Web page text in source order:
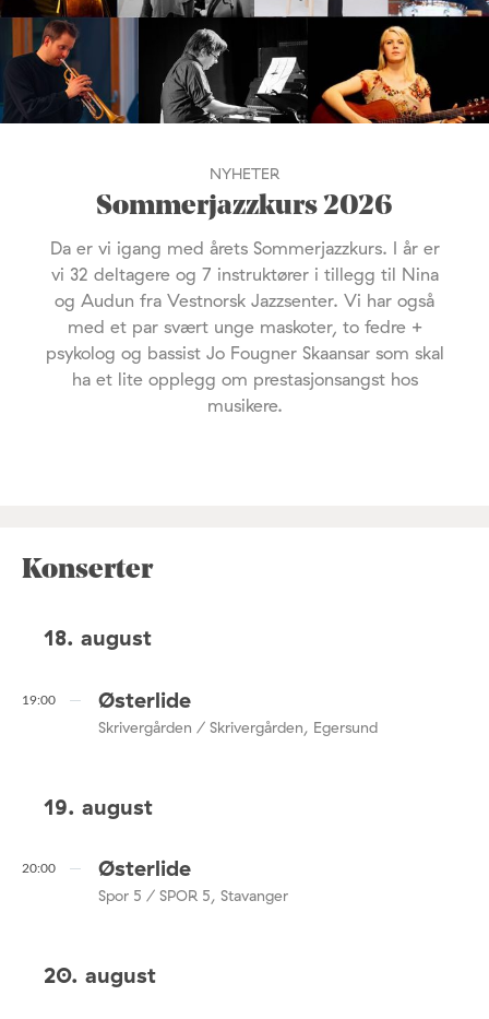
NYHETER
Sommerjazzkurs 2026
Da er vi igang med årets Sommerjazzkurs. I år er
vi 32 deltagere og 7 instruktører i tillegg til Nina
og Audun fra Vestnorsk Jazzsenter. Vi har også
med et par svært unge maskoter, to fedre +
psykolog og bassist Jo Fougner Skaansar som skal
ha et lite opplegg om prestasjonsangst hos
musikere.
Konserter
18. august
19:00 Østerlide
Skrivergården / Skrivergården, Egersund
19. august
20:00 Østerlide
Spor 5 / SPOR 5, Stavanger
20. august